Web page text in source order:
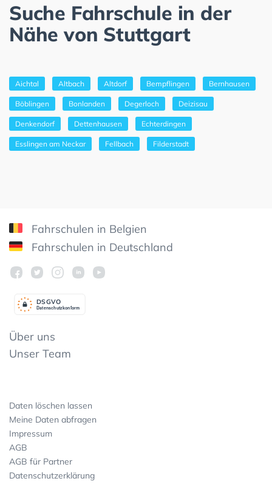
Suche Fahrschule in der
Nähe von Stuttgart
Aichtal Altbach Altdorf Bempflingen Bernhausen
Böblingen Bonlanden Degerloch Deizisau
Denkendorf Dettenhausen Echterdingen
Esslingen am Neckar Fellbach Filderstadt
Fahrschulen in Belgien
Fahrschulen in Deutschland
Datenschutzkonform
DSGVO
Über uns
Unser Team
Daten löschen lassen
Meine Daten abfragen
Impressum
AGB
AGB für Partner
Datenschutzerklärung